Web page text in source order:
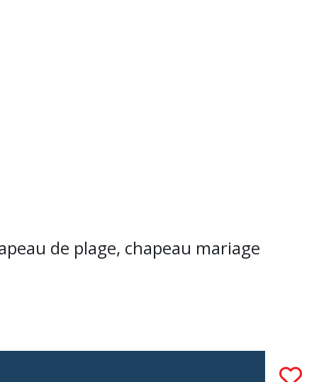
de plage, chapeau mariage